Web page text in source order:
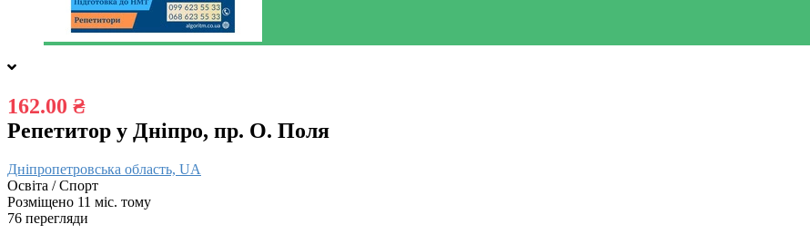
162.00 ₴
Репетитор у Дніпро, пр. О. Поля
Дніпропетровська область, UA
Освіта / Спорт
Розміщено 11 міс. тому
76 перегляди